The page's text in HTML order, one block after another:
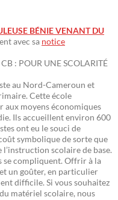
BÉNIE VENANT DU
avec sa notice
: POUR UNE SCOLARITÉ
au Nord-Cameroun et
Cette école
aux moyens économiques
Ils accueillent environ 600
ont eu le souci de
symbolique de sorte que
scolaire de base.
se compliquent. Offrir à la
un goûter, en particulier
difficile. Si vous souhaitez
matériel scolaire, nous